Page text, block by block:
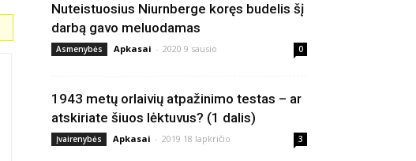
Nuteistuosius Niurnberge koręs budelis šį
darbą gavo meluodamas
Asmenybės Apkasai - 2020 9 sausio 0
1943 metų orlaivių atpažinimo testas – ar
atskiriate šiuos lėktuvus? (1 dalis)
Įvairenybės Apkasai - 2019 18 lapkričio 3